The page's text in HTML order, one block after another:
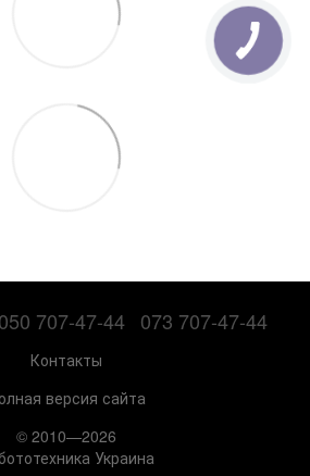
050 707-47-44 073 707-47-44
Контакты
версия сайта
© 2010—2026
Украина